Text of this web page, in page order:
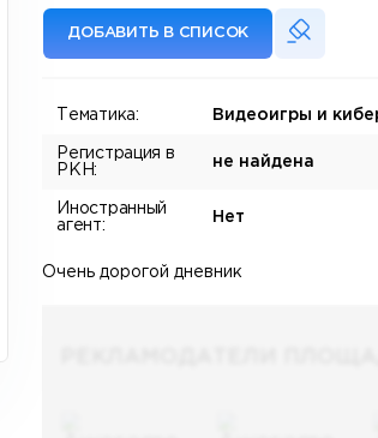
ДОБАВИТЬ В СПИСОК
Тематика: Видеоигры и
Регистрация в
РКН:
не найдена
Иностранный
агент:
Нет
Очень дорогой дневник